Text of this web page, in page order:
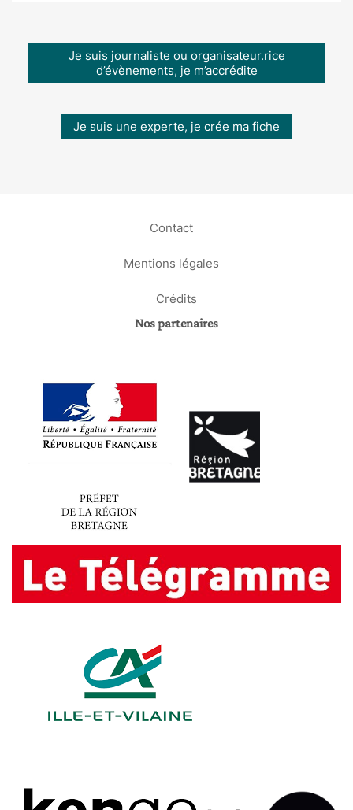
Je suis journaliste ou organisateur.rice
d’évènements, je m’accrédite
Je suis une experte, je crée ma fiche
Contact
Mentions légales
Crédits
Nos partenaires